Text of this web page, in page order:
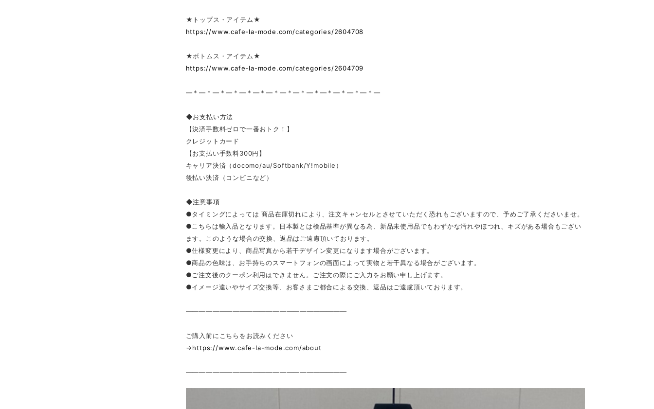
★トップス・アイテム★
https://www.cafe-la-mode.com/categories/2604708
★ボトムス・アイテム★
https://www.cafe-la-mode.com/categories/2604709
—＊—＊—＊—＊—＊—＊—＊—＊—＊—＊—＊—＊—＊—＊—
◆お支払い方法
【決済手数料ゼロで一番おトク！】
クレジットカード
【お支払い手数料300円】
キャリア決済（docomo/au/Softbank/Y!mobile）
後払い決済（コンビニなど）
◆注意事項
●タイミングによっては 商品在庫切れにより、注文キャンセルとさせていただく恐れもございますので、予めご了承くださいませ。
●こちらは輸入品となります。日本製とは検品基準が異なる為、新品未使用品でもわずかな汚れやほつれ、キズがある場合もござい
ます。このような場合の交換、返品はご遠慮頂いております。
●仕様変更により、商品写真から若干デザイン変更になります場合がございます。
●商品の色味は、お手持ちのスマートフォンの画面によって実物と若干異なる場合がございます。
●ご注文後のクーポン利用はできません。ご注文の際にご入力をお願い申し上げます。
●イメージ違いやサイズ交換等、お客さまご都合による交換、返品はご遠慮頂いております。
————————————————————————
ご購入前にこちらをお読みください
→https://www.cafe-la-mode.com/about
————————————————————————